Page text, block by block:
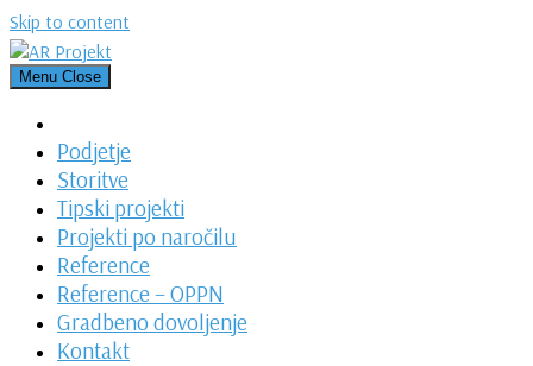
Skip to content
Menu Close
Podjetje
Storitve
Tipski projekti
Projekti po naročilu
Reference
Reference – OPPN
Gradbeno dovoljenje
Kontakt